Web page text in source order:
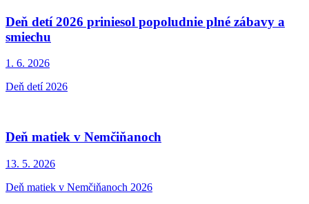
Deň detí 2026 priniesol popoludnie plné zábavy a
smiechu
1. 6. 2026
Deň detí 2026
Deň matiek v Nemčiňanoch
13. 5. 2026
Deň matiek v Nemčiňanoch 2026